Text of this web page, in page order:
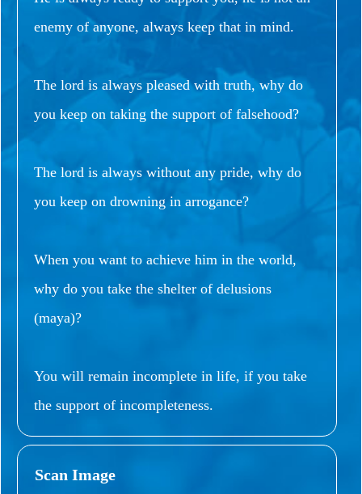
enemy of anyone, always keep that in mind.
The lord is always pleased with truth, why do
you keep on taking the support of falsehood?
The lord is always without any pride, why do
you keep on drowning in arrogance?
When you want to achieve him in the world,
why do you take the shelter of delusions
(maya)?
You will remain incomplete in life, if you take
the support of incompleteness.
Scan Image